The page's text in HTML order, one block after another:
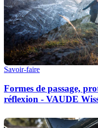
Savoir-faire
Formes de passage,
réflexion - VAUDE